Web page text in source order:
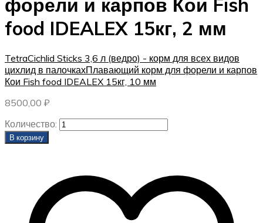
food IDEALEX 15кг, 2 мм
TetraCichlid Sticks 3,6 л (ведро) - корм для всех видов
цихлид в палочкахПлавающий корм для форели и карпов
Кои Fish food IDEALEX 15кг, 10 мм
8500,00 ₽
Количество:
В корзину